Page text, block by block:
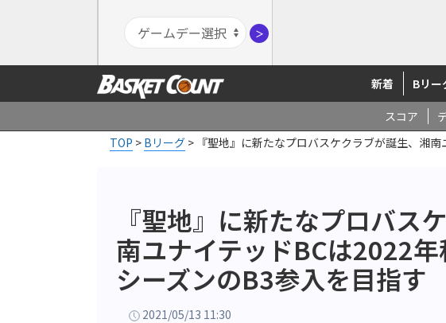
＞
新着 Bリー
スコア
TOP > Bリーグ > 『聖地』に新たなプロバスケクラブが誕生、湘
『聖地』に新たなプロバス
南ユナイテッドBCは2022
シーズンのB3参入を目指す
2021/05/13 11:30